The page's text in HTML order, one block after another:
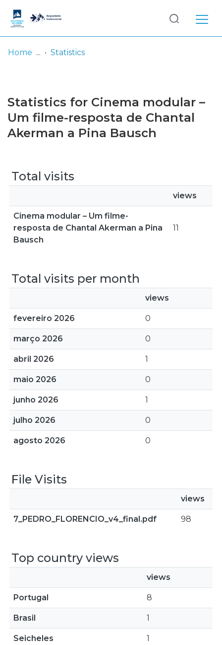
Browse repository
Entities
Log
In
Home Statistics
Statistics for Cinema modular –
Um filme-resposta de Chantal
Akerman a Pina Bausch
Total visits
views
Cinema modular – Um filme-
resposta de Chantal Akerman a Pina
Bausch
11
Total visits per month
views
fevereiro 2026 0
março 2026 0
abril 2026 1
maio 2026 0
junho 2026 1
julho 2026 0
agosto 2026 0
File Visits
views
7_PEDRO_FLORENCIO_v4_final.pdf 98
Top country views
views
Portugal 8
Brasil 1
Seicheles 1